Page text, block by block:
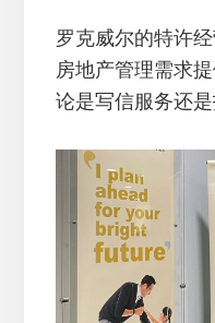
罗克威尔的特许经
房地产管理需求
论是写信服务还是